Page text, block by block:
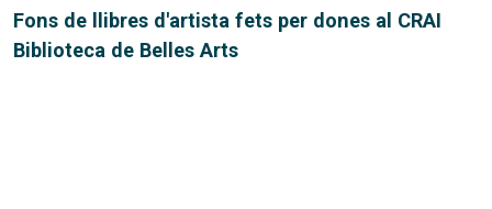
Fons de llibres d'artista fets per dones al CRAI
Biblioteca de Belles Arts